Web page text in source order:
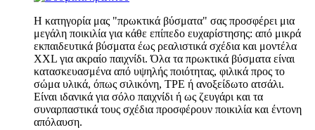
Η κατηγορία μας "πρωκτικά βύσματα" σας προσφέρει μια
μεγάλη ποικιλία για κάθε επίπεδο ευχαρίστησης: από μικρά
εκπαιδευτικά βύσματα έως ρεαλιστικά σχέδια και μοντέλα
XXL για ακραίο παιχνίδι. Όλα τα πρωκτικά βύσματα είναι
κατασκευασμένα από υψηλής ποιότητας, φιλικά προς το
σώμα υλικά, όπως σιλικόνη, TPE ή ανοξείδωτο ατσάλι.
Είναι ιδανικά για σόλο παιχνίδι ή ως ζευγάρι και τα
συναρπαστικά τους σχέδια προσφέρουν ποικιλία και έντονη
απόλαυση.